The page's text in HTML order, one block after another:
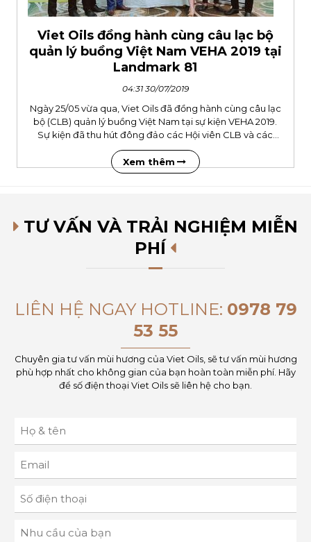
Viet Oils đồng hành cùng câu lạc bộ
quản lý buồng Việt Nam VEHA 2019 tại
Landmark 81
04:31 30/07/2019
Ngày 25/05 vừa qua, Viet Oils đã đồng hành cùng câu lạc
bộ (CLB) quản lý buồng Việt Nam tại sự kiện VEHA 2019.
Sự kiện đã thu hút đông đảo các Hội viên CLB và các
khách mời đến từ nhiều lĩnh vực khác nhau.
Xem thêm
TƯ VẤN VÀ TRẢI NGHIỆM MIỄN
PHÍ
LIÊN HỆ NGAY HOTLINE: 0978 79
53 55
Chuyên gia tư vấn mùi hương của Viet Oils, sẽ tư vấn mùi hương
phù hợp nhất cho không gian của bạn hoàn toàn miễn phí. Hãy
để số điện thoại Viet Oils sẽ liên hệ cho bạn.